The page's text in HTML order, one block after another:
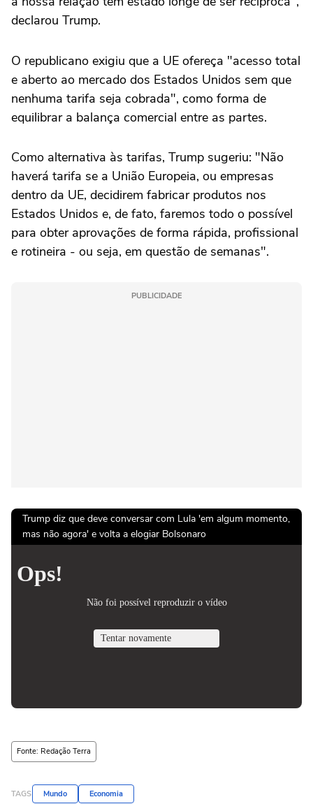
declarou Trump.
O republicano exigiu que a UE ofereça "acesso total
e aberto ao mercado dos Estados Unidos sem que
nenhuma tarifa seja cobrada", como forma de
equilibrar a balança comercial entre as partes.
Como alternativa às tarifas, Trump sugeriu: "Não
haverá tarifa se a União Europeia, ou empresas
dentro da UE, decidirem fabricar produtos nos
Estados Unidos e, de fato, faremos todo o possível
para obter aprovações de forma rápida, profissional
e rotineira - ou seja, em questão de semanas".
PUBLICIDADE
Trump diz que deve conversar com Lula 'em algum momento,
mas não agora' e volta a elogiar Bolsonaro
Fonte: Redação Terra
TAGS Mundo Economia